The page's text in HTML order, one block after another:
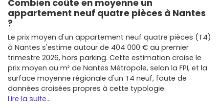
Si tu envisages uninvestissement locatif
surfaces compactes près des pôles d'emplois et des
axes vers
demande locative est la plus constante.
Conseils pratiques pour réussir ton
achat neuf à Grasse
Voici les points essentiels pour sécuriser ton projet :
Calibre ton budget
Combien coûte en moyenne un
appartement neuf quatre pièces à Nantes
?
Le prix moyen d'un appartement neuf quatre pièces (T4)
à Nantes s'estime autour de 404 000 € au premier
trimestre 2026, hors parking. Cette estimation croise le
prix moyen au m² de Nantes Métropole, selon la FPI, et la
surface moyenne régionale d'un T4 neuf, faute de
données croisées propres à cette typologie.
Lire la suite...